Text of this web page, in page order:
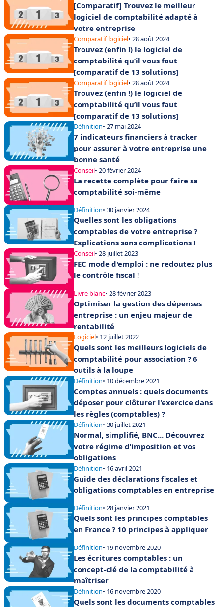
[Comparatif] Trouvez le meilleur
logiciel de comptabilité adapté à
votre entreprise
Comparatif logiciel• 28 août 2024
Trouvez (enfin !) le logiciel de
comptabilité qu’il vous faut
[comparatif de 13 solutions]
Comparatif logiciel• 28 août 2024
Trouvez (enfin !) le logiciel de
comptabilité qu’il vous faut
[comparatif de 13 solutions]
Définition• 27 mai 2024
7 indicateurs financiers à tracker
pour assurer à votre entreprise une
bonne santé
Conseil• 20 février 2024
La recette complète pour faire sa
comptabilité soi-même
Définition• 30 janvier 2024
Quelles sont les obligations
comptables de votre entreprise ?
Explications sans complications !
Conseil• 28 juillet 2023
FEC mode d'emploi : ne redoutez plus
le contrôle fiscal !
Livre blanc• 28 février 2023
Optimiser la gestion des dépenses
entreprise : un enjeu majeur de
rentabilité
Logiciel• 12 juillet 2022
Quels sont les meilleurs logiciels de
comptabilité pour association ? 6
outils à la loupe
Définition• 10 décembre 2021
Comptes annuels : quels documents
déposer pour clôturer l'exercice dans
les règles (comptables) ?
Définition• 30 juillet 2021
Normal, simplifié, BNC... Découvrez
votre régime d’imposition et vos
obligations
Définition• 16 avril 2021
Guide des déclarations fiscales et
obligations comptables en entreprise
Définition• 28 janvier 2021
Quels sont les principes comptables
en France ? 10 principes à appliquer
Définition• 19 novembre 2020
Les écritures comptables : un
concept-clé de la comptabilité à
maîtriser
Définition• 16 novembre 2020
Quels sont les documents comptables